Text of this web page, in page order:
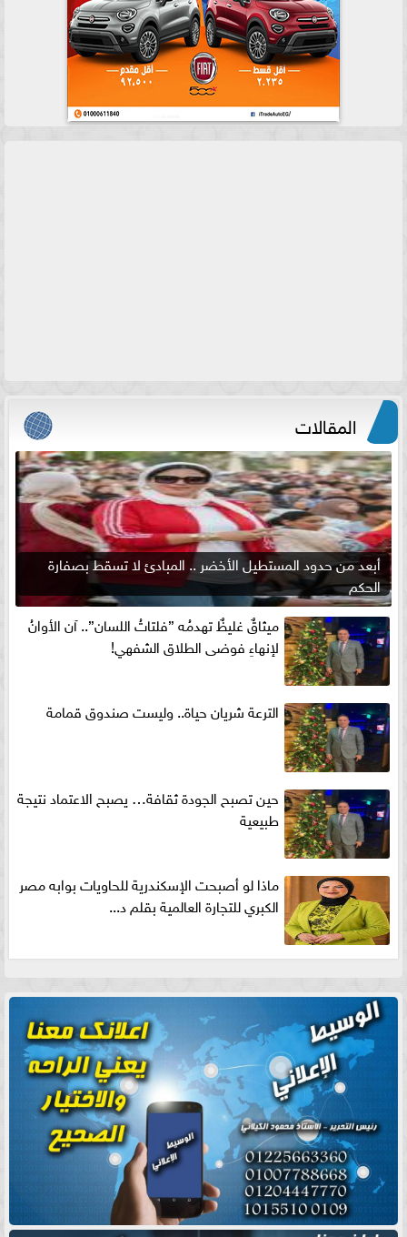
المقالات
أبعد من حدود المستطيل الأخضر .. المبادئ لا تسقط بصفارة
الحكم
ميثاقٌ غليظٌ تهدمُه ”فلتاتُ اللسان”.. آن الأوانُ
لإنهاءِ فوضى الطلاق الشفهي!
الترعة شريان حياة.. وليست صندوق قمامة
حين تصبح الجودة ثقافة… يصبح الاعتماد نتيجة
طبيعية
ماذا لو أصبحت الإسكندرية للحاويات بوابه مصر
الكبري للتجارة العالمية بقلم د...